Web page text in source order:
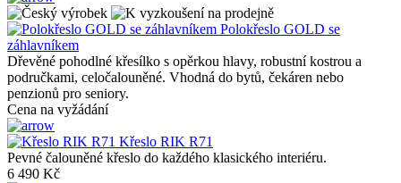
Polokřeslo GOLD se
záhlavníkem
Dřevěné pohodlné křesílko s opěrkou hlavy, robustní kostrou a
područkami, celočalouněné. Vhodná do bytů, čekáren nebo
penzionů pro seniory.
Cena na vyžádání
Křeslo RIK R71
Pevné čalouněné křeslo do každého klasického interiéru.
6 490 Kč